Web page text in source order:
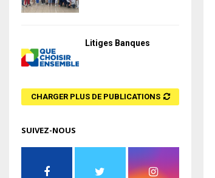
Litiges Banques
CHARGER PLUS DE PUBLICATIONS
SUIVEZ-NOUS